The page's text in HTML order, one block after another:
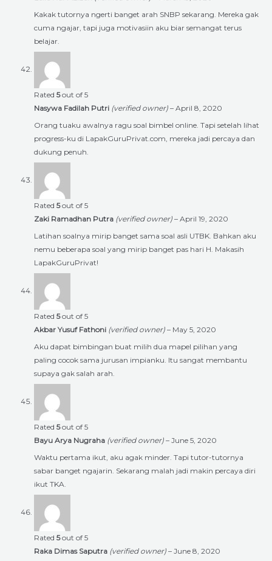
Kakak tutornya ngerti banget arah SNBP sekarang. Mereka gak
cuma ngajar, tapi juga motivasiin aku biar semangat terus
belajar.
Rated 5out of 5
Nasywa Fadilah Putri (verified owner) – April 8, 2020
Orang tuaku awalnya ragu soal bimbel online. Tapi setelah lihat
progress-ku di LapakGuruPrivat.com, mereka jadi percaya dan
dukung penuh.
Rated 5out of 5
Zaki Ramadhan Putra (verified owner) – April 19, 2020
Latihan soalnya mirip banget sama soal asli UTBK. Bahkan aku
nemu beberapa soal yang mirip banget pas hari H. Makasih
LapakGuruPrivat!
Rated 5out of 5
Akbar Yusuf Fathoni (verified owner) – May 5, 2020
Aku dapat bimbingan buat milih dua mapel pilihan yang
paling cocok sama jurusan impianku. Itu sangat membantu
supaya gak salah arah.
Rated 5out of 5
Bayu Arya Nugraha (verified owner) – June 5, 2020
Waktu pertama ikut, aku agak minder. Tapi tutor-tutornya
sabar banget ngajarin. Sekarang malah jadi makin percaya diri
ikut TKA.
Rated 5out of 5
Raka Dimas Saputra (verified owner) – June 8, 2020